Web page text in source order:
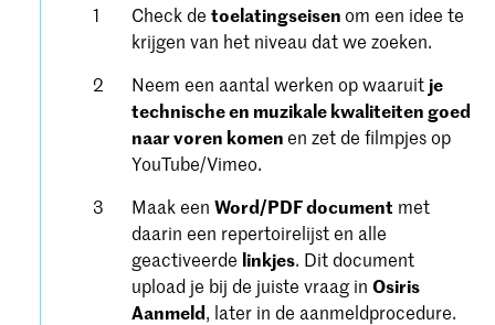
Check detoelatingseisenom een ​​idee te
krijgen van het niveau dat we zoeken.
Neem een aantal werken op waaruit je
technische en muzikale kwaliteiten goed
naar voren komenen zet de filmpjes op
YouTube/Vimeo.
Maak eenWord/PDF document met
daarin een repertoirelijst en alle
geactiveerde linkjes. Dit document
upload je bij de juiste vraag inOsiris
Aanmeld, later in de aanmeldprocedure.